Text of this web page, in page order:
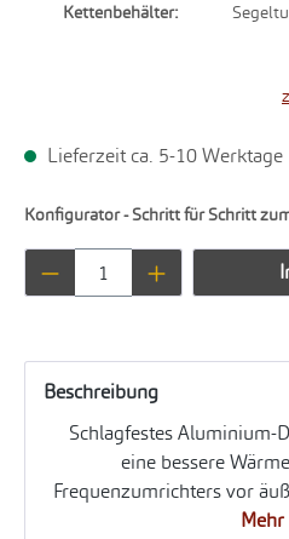
Kettenbehälter:
Lieferzeit ca. 5-10 Werktage
Konfigurator - Schritt für Schritt
Produkt Anzahl: Gib
Beschreibung
Schlagfestes Aluminium-
eine bessere
Frequenzumrichters vor
Mehr